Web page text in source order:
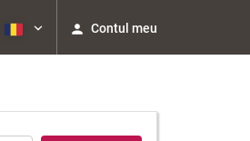
Contul meu